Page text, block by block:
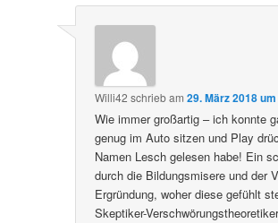
Willi42 schriebam29. März 2018
Wie immer großartig – ich konnte
genug im Auto sitzen und Play
Namen Lesch gelesen habe! Ein
durch die Bildungsmisere und der
Ergründung, woher diese gefühlt
Skeptiker-